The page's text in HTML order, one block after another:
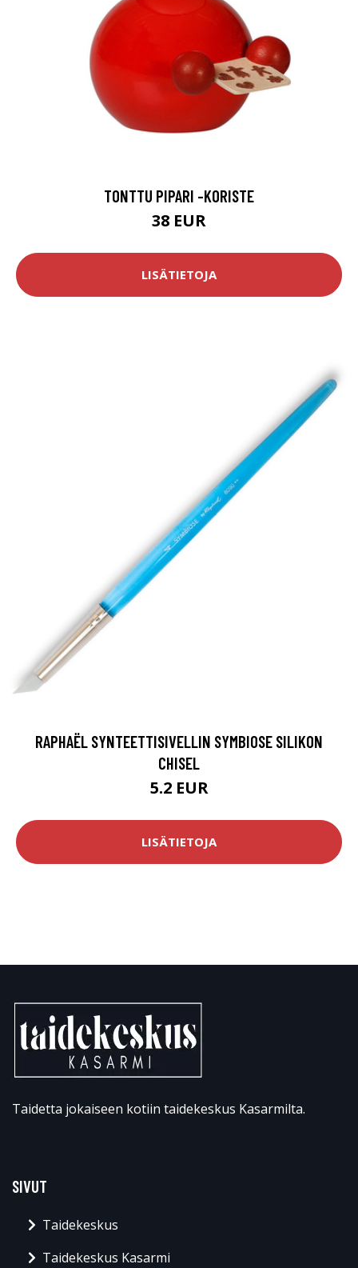
TONTTU PIPARI -KORISTE
38 EUR
LISÄTIETOJA
RAPHAËL SYNTEETTISIVELLIN SYMBIOSE SILIKON
CHISEL
5.2 EUR
LISÄTIETOJA
Taidetta jokaiseen kotiin taidekeskus Kasarmilta.
SIVUT
Taidekeskus
Taidekeskus Kasarmi